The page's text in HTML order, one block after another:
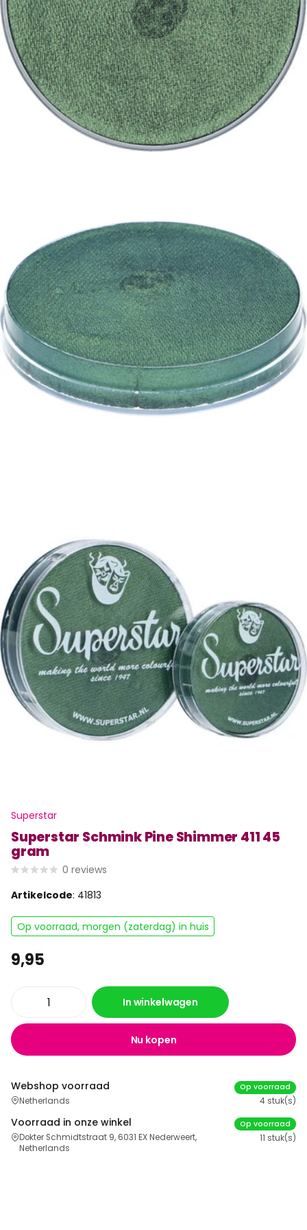
Superstar
Superstar Schmink Pine Shimmer 411 45
gram
0 reviews
Artikelcode: 41813
Op voorraad, morgen (zaterdag) in huis
9,95
In winkelwagen
Nu kopen
Webshop voorraad
Netherlands
Op voorraad
4 stuk(s)
Voorraad in onze winkel
Dokter Schmidtstraat 9, 6031 EX Nederweert,
Netherlands
Op voorraad
11 stuk(s)